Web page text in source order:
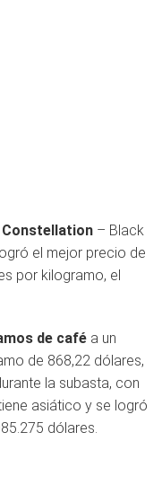
– Black
el mejor precio de
por kilogramo, el
de café a un
de 868,22 dólares,
la subasta, con
asiático y se logró
dólares.